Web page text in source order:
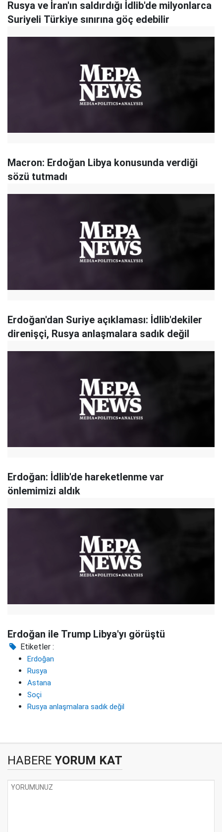
Rusya ve İran'ın saldırdığı İdlib'de milyonlarca
Suriyeli Türkiye sınırına göç edebilir
Macron: Erdoğan Libya konusunda verdiği
sözü tutmadı
Erdoğan'dan Suriye açıklaması: İdlib'dekiler
direnişçi, Rusya anlaşmalara sadık değil
Erdoğan: İdlib'de hareketlenme var
önlemimizi aldık
Erdoğan ile Trump Libya'yı görüştü
Etiketler :
Erdoğan
Rusya
Astana
Soçi
Rusya anlaşmalara sadık değil
HABERE YORUM KAT